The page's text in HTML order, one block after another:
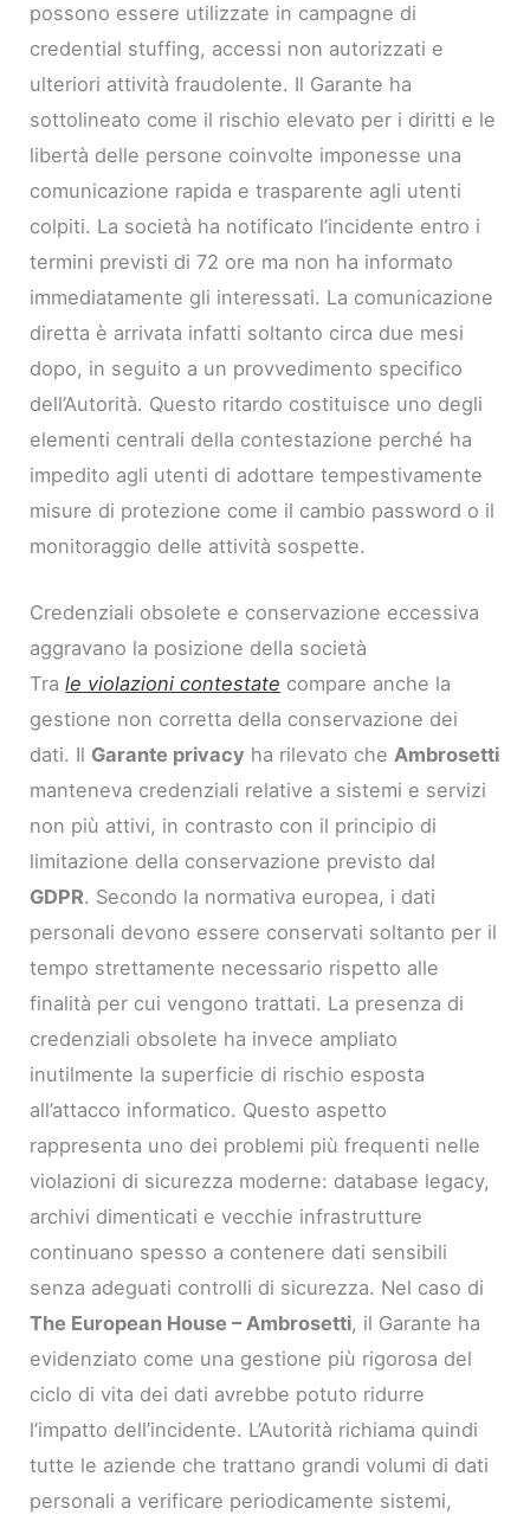
possono essere utilizzate in campagne di
credential stuffing, accessi non autorizzati e
ulteriori attività fraudolente. Il Garante ha
sottolineato come il rischio elevato per i diritti e le
libertà delle persone coinvolte imponesse una
comunicazione rapida e trasparente agli utenti
colpiti. La società ha notificato l’incidente entro i
termini previsti di 72 ore ma non ha informato
immediatamente gli interessati. La comunicazione
diretta è arrivata infatti soltanto circa due mesi
dopo, in seguito a un provvedimento specifico
dell’Autorità. Questo ritardo costituisce uno degli
elementi centrali della contestazione perché ha
impedito agli utenti di adottare tempestivamente
misure di protezione come il cambio password o il
monitoraggio delle attività sospette.
Credenziali obsolete e conservazione eccessiva
aggravano la posizione della società
Trale violazioni contestate compare anche la
gestione non corretta della conservazione dei
dati. Il Garante privacy ha rilevato cheAmbrosetti
manteneva credenziali relative a sistemi e servizi
non più attivi, in contrasto con il principio di
limitazione della conservazione previsto dal
GDPR. Secondo la normativa europea, i dati
personali devono essere conservati soltanto per il
tempo strettamente necessario rispetto alle
finalità per cui vengono trattati. La presenza di
credenziali obsolete ha invece ampliato
inutilmente la superficie di rischio esposta
all’attacco informatico. Questo aspetto
rappresenta uno dei problemi più frequenti nelle
violazioni di sicurezza moderne: database legacy,
archivi dimenticati e vecchie infrastrutture
continuano spesso a contenere dati sensibili
senza adeguati controlli di sicurezza. Nel caso di
The European House – Ambrosetti, il Garante ha
evidenziato come una gestione più rigorosa del
ciclo di vita dei dati avrebbe potuto ridurre
l’impatto dell’incidente. L’Autorità richiama quindi
tutte le aziende che trattano grandi volumi di dati
personali a verificare periodicamente sistemi,